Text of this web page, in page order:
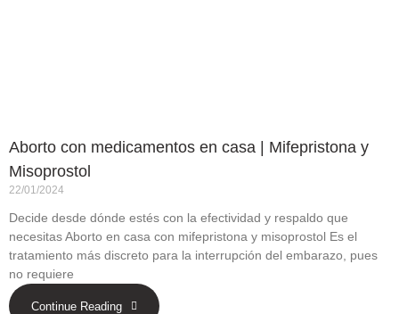
Aborto con medicamentos en casa | Mifepristona y
Misoprostol
22/01/2024
Decide desde dónde estés con la efectividad y respaldo que
necesitas Aborto en casa con mifepristona y misoprostol Es el
tratamiento más discreto para la interrupción del embarazo, pues
no requiere
Continue Reading